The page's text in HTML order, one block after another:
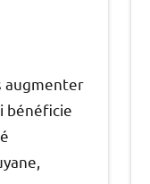
augmenter
bénéficie